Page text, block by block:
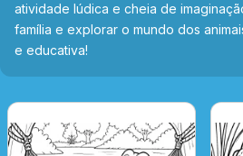
atividade lúdica e cheia de
família e explorar o mundo dos
e educativa!